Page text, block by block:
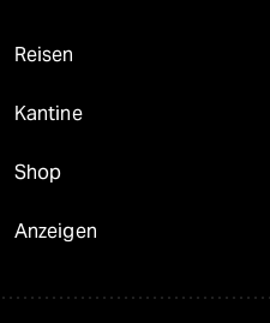
Reisen
Kantine
Shop
Anzeigen